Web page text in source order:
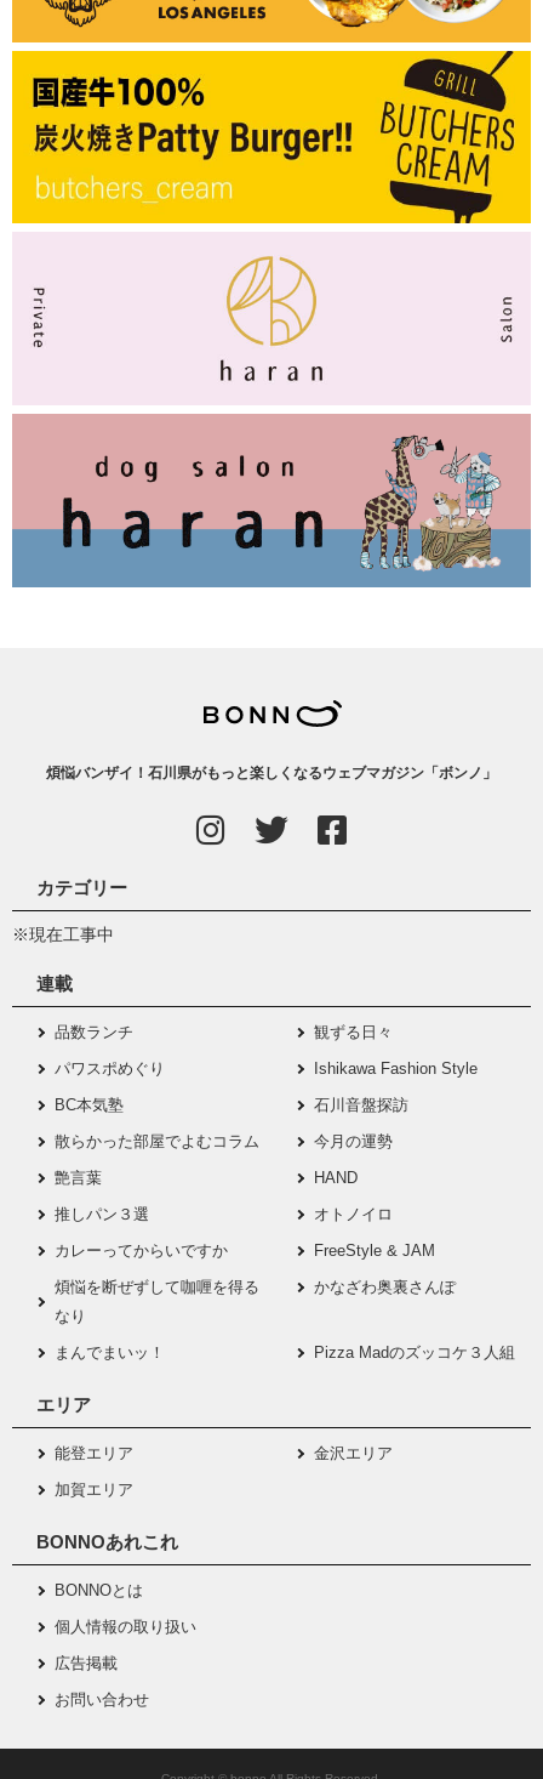
煩悩バンザイ！石川県がもっと楽しくなるウェブマガジン「ボンノ」
カテゴリー
※現在工事中
連載
品数ランチ
観ずる日々
パワスポめぐり
Ishikawa Fashion Style
BC本気塾
石川音盤探訪
散らかった部屋でよむコラム
今月の運勢
艶言葉
HAND
推しパン３選
オトノイロ
カレーってからいですか
FreeStyle & JAM
煩悩を断ぜずして咖喱を得る
なり
かなざわ奥裏さんぽ
まんでまいッ！ Pizza Madのズッコケ３人組
エリア
能登エリア
金沢エリア
加賀エリア
BONNOあれこれ
BONNOとは
個人情報の取り扱い
広告掲載
お問い合わせ